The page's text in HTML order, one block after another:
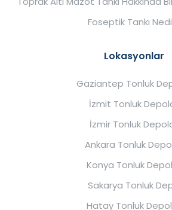
Foseptik Tankı
Lokasyonlar
Gaziantep Tonluk
İzmit Tonluk
İzmir Tonluk
Ankara Tonluk
Konya Tonluk
Sakarya Tonluk
Hatay Tonluk